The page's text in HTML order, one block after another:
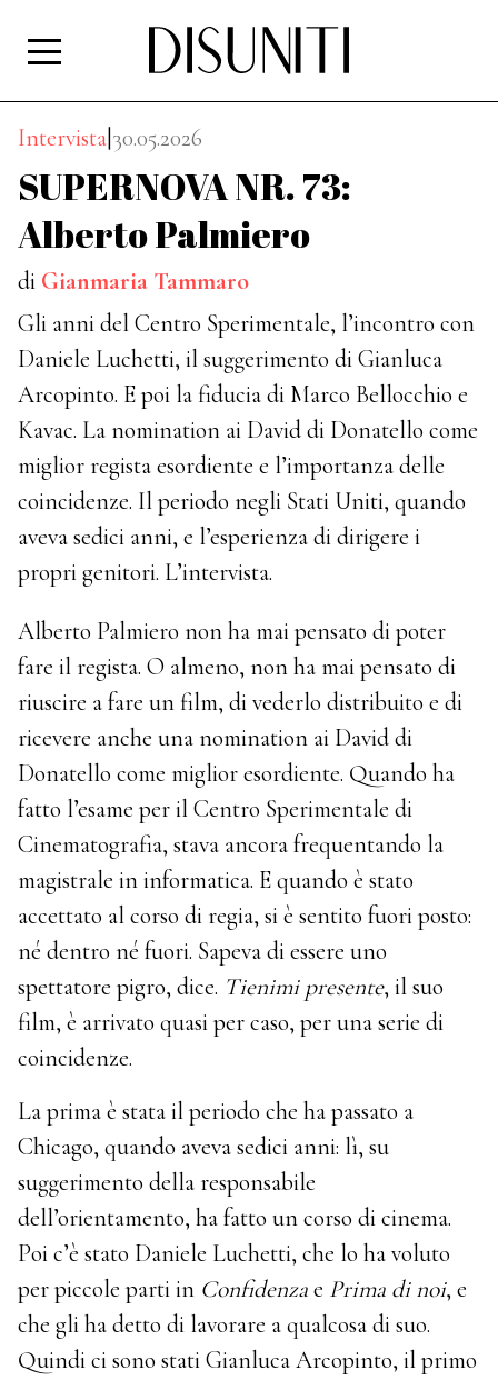
Intervista 30.05.2026
SUPERNOVA NR. 73:
Alberto Palmiero
di Gianmaria Tammaro
Gli anni del Centro Sperimentale, l’incontro con
Daniele Luchetti, il suggerimento di Gianluca
Arcopinto. E poi la fiducia di Marco Bellocchio e
Kavac. La nomination ai David di Donatello come
miglior regista esordiente e l’importanza delle
coincidenze. Il periodo negli Stati Uniti, quando
aveva sedici anni, e l’esperienza di dirigere i
propri genitori. L’intervista.
Alberto Palmiero non ha mai pensato di poter
fare il regista. O almeno, non ha mai pensato di
riuscire a fare un film, di vederlo distribuito e di
ricevere anche una nomination ai David di
Donatello come miglior esordiente. Quando ha
fatto l’esame per il Centro Sperimentale di
Cinematografia, stava ancora frequentando la
magistrale in informatica. E quando è stato
accettato al corso di regia, si è sentito fuori posto:
né dentro né fuori. Sapeva di essere uno
spettatore pigro, dice. Tienimi presente, il suo
film, è arrivato quasi per caso, per una serie di
coincidenze.
La prima è stata il periodo che ha passato a
Chicago, quando aveva sedici anni: lì, su
suggerimento della responsabile
dell’orientamento, ha fatto un corso di cinema.
Poi c’è stato Daniele Luchetti, che lo ha voluto
per piccole parti in Confidenzae Prima di noi, e
che gli ha detto di lavorare a qualcosa di suo.
Quindi ci sono stati Gianluca Arcopinto, il primo